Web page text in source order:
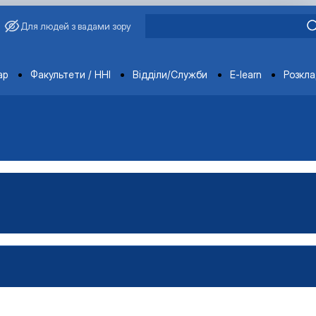
Для людей з вадами зору
Факультети / ННІ Відділи/Служби E-learn